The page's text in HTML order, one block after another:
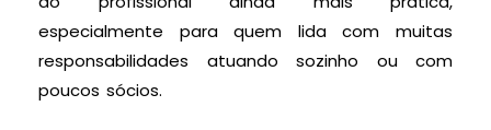
especialmente para quem lida com muitas
responsabilidades atuando sozinho ou com
poucos sócios.